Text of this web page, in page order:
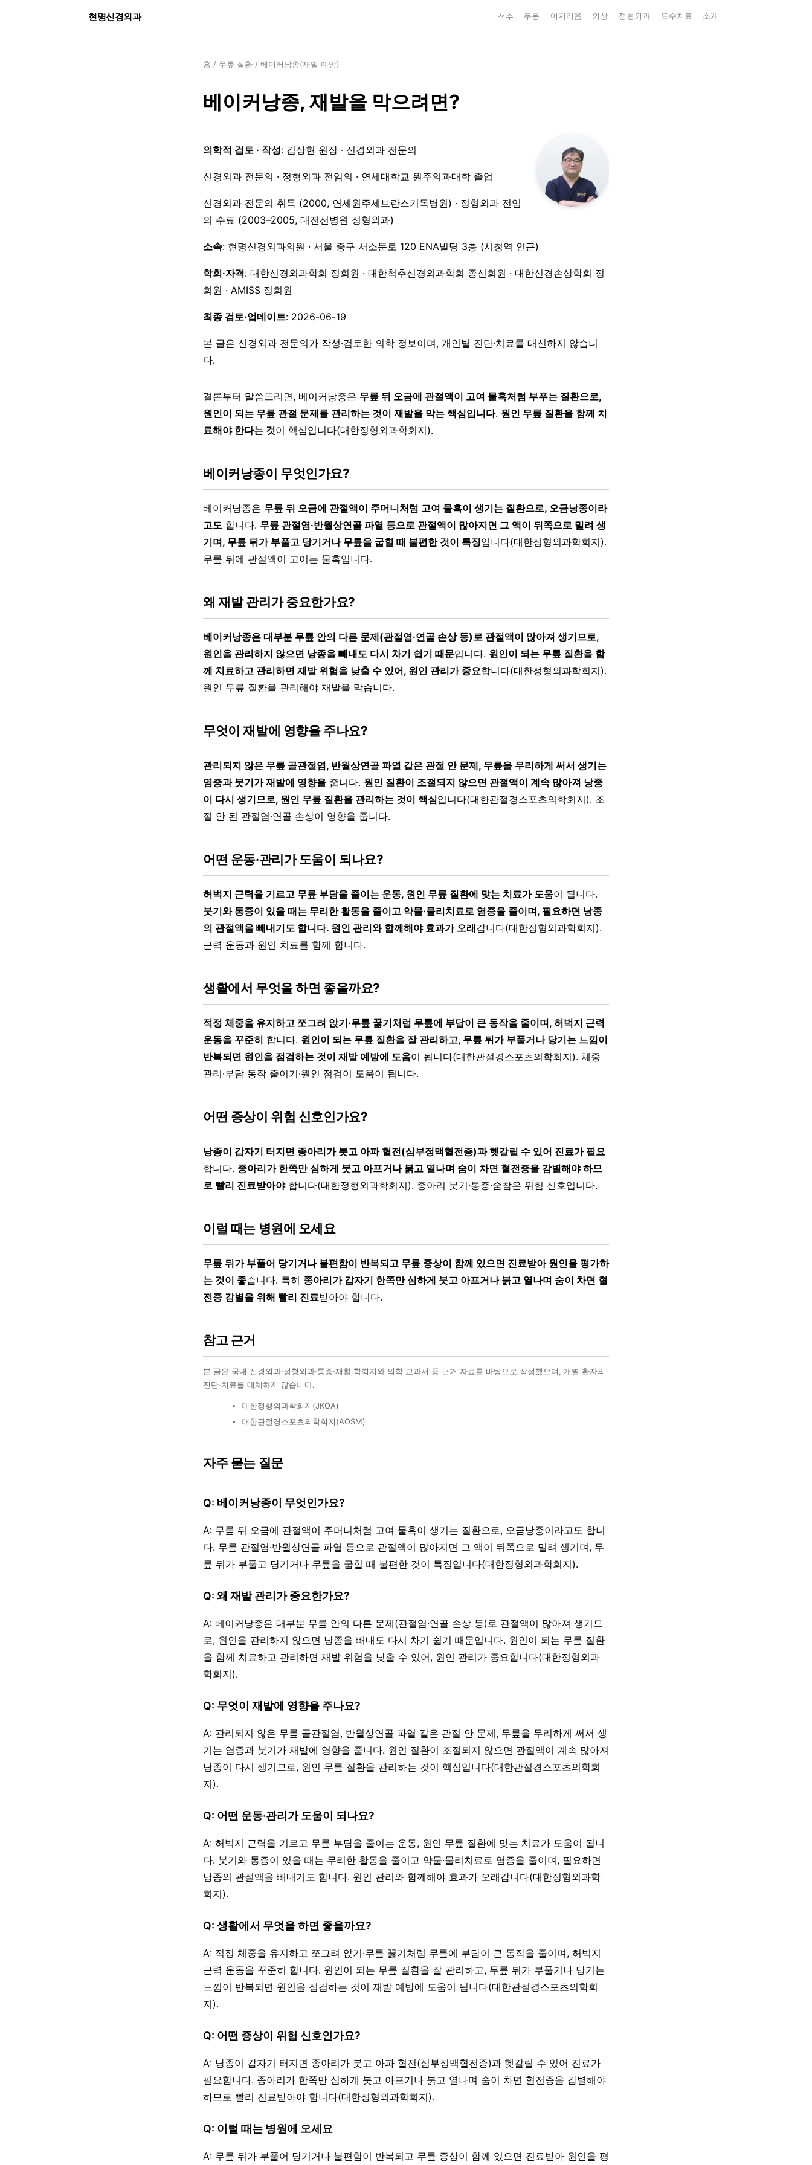
현명신경외과 척추 두통 어지러움 외상 정형외과 도수치료 소개
홈 / 무릎 질환 / 베이커낭종(재발 예방)
베이커낭종, 재발을 막으려면?
의학적 검토 · 작성: 김상현 원장 · 신경외과 전문의
신경외과 전문의 · 정형외과 전임의 · 연세대학교 원주의과대학 졸업
신경외과 전문의 취득 (2000, 연세원주세브란스기독병원) · 정형외과 전임
의 수료 (2003–2005, 대전선병원 정형외과)
소속: 현명신경외과의원 · 서울 중구 서소문로 120 ENA빌딩 3층 (시청역 인근)
학회·자격: 대한신경외과학회 정회원 · 대한척추신경외과학회 종신회원 · 대한신경손상학회 정
회원 · AMISS 정회원
최종 검토·업데이트: 2026-06-19
본 글은 신경외과 전문의가 작성·검토한 의학 정보이며, 개인별 진단·치료를 대신하지 않습니
다.
결론부터 말씀드리면, 베이커낭종은 무릎 뒤 오금에 관절액이 고여 물혹처럼 부푸는 질환으로,
원인이 되는 무릎 관절 문제를 관리하는 것이 재발을 막는 핵심입니다. 원인 무릎 질환을 함께 치
료해야 한다는 것이 핵심입니다(대한정형외과학회지).
베이커낭종이 무엇인가요?
베이커낭종은 무릎 뒤 오금에 관절액이 주머니처럼 고여 물혹이 생기는 질환으로, 오금낭종이라
고도 합니다. 무릎 관절염·반월상연골 파열 등으로 관절액이 많아지면 그 액이 뒤쪽으로 밀려 생
기며, 무릎 뒤가 부풀고 당기거나 무릎을 굽힐 때 불편한 것이 특징입니다(대한정형외과학회지).
무릎 뒤에 관절액이 고이는 물혹입니다.
왜 재발 관리가 중요한가요?
베이커낭종은 대부분 무릎 안의 다른 문제(관절염·연골 손상 등)로 관절액이 많아져 생기므로,
원인을 관리하지 않으면 낭종을 빼내도 다시 차기 쉽기 때문입니다. 원인이 되는 무릎 질환을 함
께 치료하고 관리하면 재발 위험을 낮출 수 있어, 원인 관리가 중요합니다(대한정형외과학회지).
원인 무릎 질환을 관리해야 재발을 막습니다.
무엇이 재발에 영향을 주나요?
관리되지 않은 무릎 골관절염, 반월상연골 파열 같은 관절 안 문제, 무릎을 무리하게 써서 생기는
염증과 붓기가 재발에 영향을 줍니다. 원인 질환이 조절되지 않으면 관절액이 계속 많아져 낭종
이 다시 생기므로, 원인 무릎 질환을 관리하는 것이 핵심입니다(대한관절경스포츠의학회지). 조
절 안 된 관절염·연골 손상이 영향을 줍니다.
어떤 운동·관리가 도움이 되나요?
허벅지 근력을 기르고 무릎 부담을 줄이는 운동, 원인 무릎 질환에 맞는 치료가 도움이 됩니다.
붓기와 통증이 있을 때는 무리한 활동을 줄이고 약물·물리치료로 염증을 줄이며, 필요하면 낭종
의 관절액을 빼내기도 합니다. 원인 관리와 함께해야 효과가 오래갑니다(대한정형외과학회지).
근력 운동과 원인 치료를 함께 합니다.
생활에서 무엇을 하면 좋을까요?
적정 체중을 유지하고 쪼그려 앉기·무릎 꿇기처럼 무릎에 부담이 큰 동작을 줄이며, 허벅지 근력
운동을 꾸준히 합니다. 원인이 되는 무릎 질환을 잘 관리하고, 무릎 뒤가 부풀거나 당기는 느낌이
반복되면 원인을 점검하는 것이 재발 예방에 도움이 됩니다(대한관절경스포츠의학회지). 체중
관리·부담 동작 줄이기·원인 점검이 도움이 됩니다.
어떤 증상이 위험 신호인가요?
낭종이 갑자기 터지면 종아리가 붓고 아파 혈전(심부정맥혈전증)과 헷갈릴 수 있어 진료가 필요
합니다. 종아리가 한쪽만 심하게 붓고 아프거나 붉고 열나며 숨이 차면 혈전증을 감별해야 하므
로 빨리 진료받아야합니다(대한정형외과학회지). 종아리 붓기·통증·숨참은 위험 신호입니다.
이럴 때는 병원에 오세요
무릎 뒤가 부풀어 당기거나 불편함이 반복되고 무릎 증상이 함께 있으면 진료받아 원인을 평가하
는 것이 좋습니다. 특히 종아리가 갑자기 한쪽만 심하게 붓고 아프거나 붉고 열나며 숨이 차면 혈
전증 감별을 위해 빨리 진료받아야 합니다.
참고 근거
본 글은 국내 신경외과·정형외과·통증·재활 학회지와 의학 교과서 등 근거 자료를 바탕으로 작성했으며, 개별 환자의
진단·치료를 대체하지 않습니다.
대한정형외과학회지(JKOA)
대한관절경스포츠의학회지(AOSM)
자주 묻는 질문
Q: 베이커낭종이 무엇인가요?
A: 무릎 뒤 오금에 관절액이 주머니처럼 고여 물혹이 생기는 질환으로, 오금낭종이라고도 합니
다. 무릎 관절염·반월상연골 파열 등으로 관절액이 많아지면 그 액이 뒤쪽으로 밀려 생기며, 무
릎 뒤가 부풀고 당기거나 무릎을 굽힐 때 불편한 것이 특징입니다(대한정형외과학회지).
Q: 왜 재발 관리가 중요한가요?
A: 베이커낭종은 대부분 무릎 안의 다른 문제(관절염·연골 손상 등)로 관절액이 많아져 생기므
로, 원인을 관리하지 않으면 낭종을 빼내도 다시 차기 쉽기 때문입니다. 원인이 되는 무릎 질환
을 함께 치료하고 관리하면 재발 위험을 낮출 수 있어, 원인 관리가 중요합니다(대한정형외과
학회지).
Q: 무엇이 재발에 영향을 주나요?
A: 관리되지 않은 무릎 골관절염, 반월상연골 파열 같은 관절 안 문제, 무릎을 무리하게 써서 생
기는 염증과 붓기가 재발에 영향을 줍니다. 원인 질환이 조절되지 않으면 관절액이 계속 많아져
낭종이 다시 생기므로, 원인 무릎 질환을 관리하는 것이 핵심입니다(대한관절경스포츠의학회
지).
Q: 어떤 운동·관리가 도움이 되나요?
A: 허벅지 근력을 기르고 무릎 부담을 줄이는 운동, 원인 무릎 질환에 맞는 치료가 도움이 됩니
다. 붓기와 통증이 있을 때는 무리한 활동을 줄이고 약물·물리치료로 염증을 줄이며, 필요하면
낭종의 관절액을 빼내기도 합니다. 원인 관리와 함께해야 효과가 오래갑니다(대한정형외과학
회지).
Q: 생활에서 무엇을 하면 좋을까요?
A: 적정 체중을 유지하고 쪼그려 앉기·무릎 꿇기처럼 무릎에 부담이 큰 동작을 줄이며, 허벅지
근력 운동을 꾸준히 합니다. 원인이 되는 무릎 질환을 잘 관리하고, 무릎 뒤가 부풀거나 당기는
느낌이 반복되면 원인을 점검하는 것이 재발 예방에 도움이 됩니다(대한관절경스포츠의학회
지).
Q: 어떤 증상이 위험 신호인가요?
A: 낭종이 갑자기 터지면 종아리가 붓고 아파 혈전(심부정맥혈전증)과 헷갈릴 수 있어 진료가
필요합니다. 종아리가 한쪽만 심하게 붓고 아프거나 붉고 열나며 숨이 차면 혈전증을 감별해야
하므로 빨리 진료받아야 합니다(대한정형외과학회지).
Q: 이럴 때는 병원에 오세요
A: 무릎 뒤가 부풀어 당기거나 불편함이 반복되고 무릎 증상이 함께 있으면 진료받아 원인을 평